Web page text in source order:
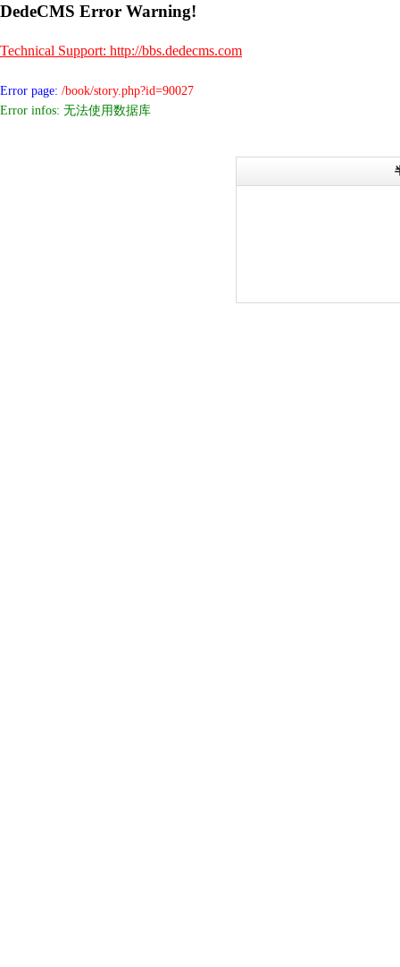
DedeCMS Error Warning!
Technical Support: http://bbs.dedecms.com
Error page: /book/story.php?id=90027
Error infos: 无法使用数据库